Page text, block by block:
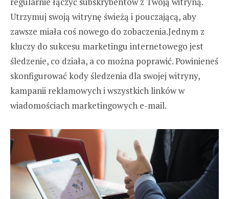
Utrzymuj swoją witrynę świeżą i pouczającą, aby
zawsze miała coś nowego do zobaczenia.Jednym z
kluczy do sukcesu marketingu internetowego jest
śledzenie, co działa, a co można poprawić. Powinieneś
skonfigurować kody śledzenia dla swojej witryny,
kampanii reklamowych i wszystkich linków w
wiadomościach marketingowych e-mail.